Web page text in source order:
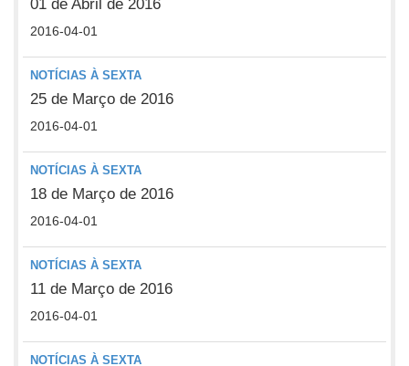
01 de Abril de 2016
2016-04-01
NOTÍCIAS À SEXTA
25 de Março de 2016
2016-04-01
NOTÍCIAS À SEXTA
18 de Março de 2016
2016-04-01
NOTÍCIAS À SEXTA
11 de Março de 2016
2016-04-01
NOTÍCIAS À SEXTA